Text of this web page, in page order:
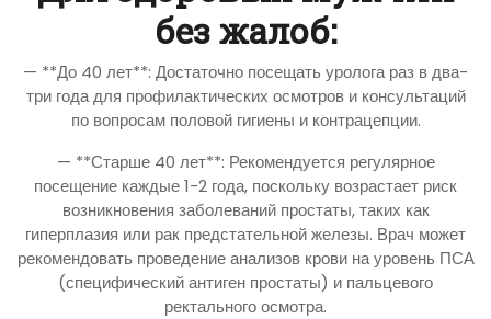
без жалоб:
— **До 40 лет**: Достаточно посещать уролога раз в два-
три года для профилактических осмотров и консультаций
по вопросам половой гигиены и контрацепции.
— **Старше 40 лет**: Рекомендуется регулярное
посещение каждые 1-2 года, поскольку возрастает риск
возникновения заболеваний простаты, таких как
гиперплазия или рак предстательной железы. Врач может
рекомендовать проведение анализов крови на уровень ПСА
(специфический антиген простаты) и пальцевого
ректального осмотра.